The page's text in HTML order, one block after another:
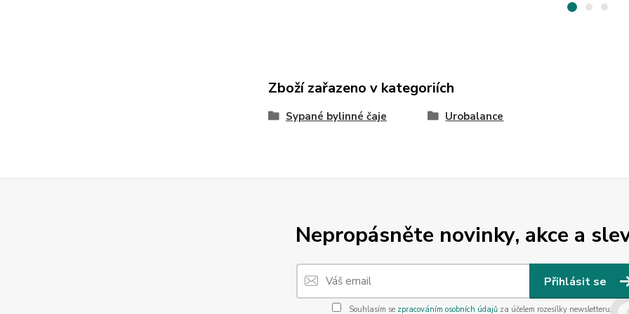
Zboží zařazeno v kategoriích
Sypané bylinné čaje Urobalance
Nepropásněte novinky, akce a
Přihlásit se
Souhlasím se zpracováním osobních údajůza účelem rozesílky newsletteru.